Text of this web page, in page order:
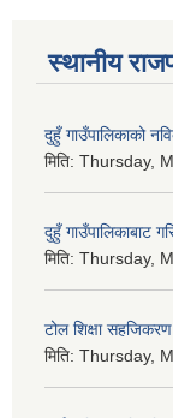
स्थानीय
दुहुँ गाउँपालिकाको
मिति: Thursday,
दुहुँ गाउँपालिकाबाट
मिति: Thursday,
टोल शिक्षा
मिति: Thursday,